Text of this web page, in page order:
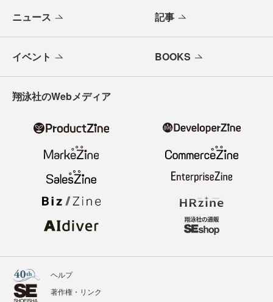
ニュース 記事
イベント BOOKS
翔泳社のWebメディア
ヘルプ
著作権・リンク